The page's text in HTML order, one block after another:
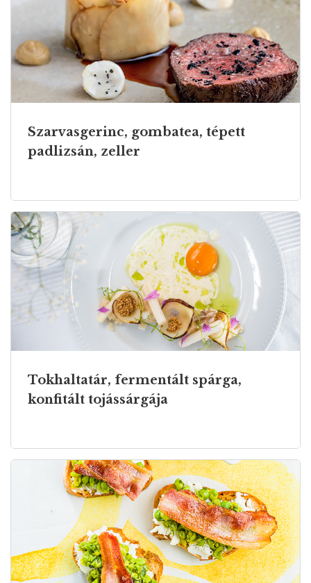
Szarvasgerinc, gombatea, tépett
padlizsán, zeller
Tokhaltatár, fermentált spárga,
konfitált tojássárgája